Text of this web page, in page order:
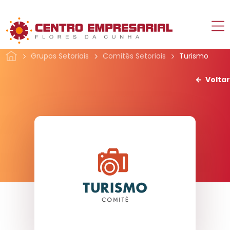
Grupos Setoriais Comitês Setoriais Turismo
Voltar